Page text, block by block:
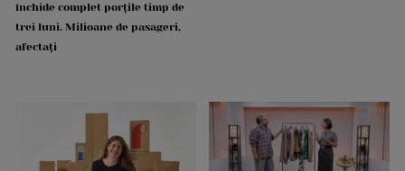
închide complet porțile timp de
trei luni. Milioane de pasageri,
afectați